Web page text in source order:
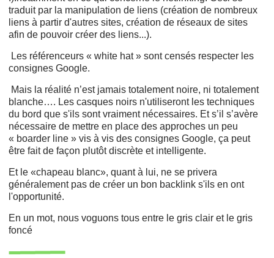
traduit par la manipulation de liens (création de nombreux
liens à partir d'autres sites, création de réseaux de sites
afin de pouvoir créer des liens...).
Les référenceurs « white hat » sont censés respecter les
consignes Google.
Mais la réalité n’est jamais totalement noire, ni totalement
blanche…. Les casques noirs n'utiliseront les techniques
du bord que s'ils sont vraiment nécessaires. Et s’il s’avère
nécessaire de mettre en place des approches un peu
« boarder line » vis à vis des consignes Google, ça peut
être fait de façon plutôt discrète et intelligente.
Et le «chapeau blanc», quant à lui, ne se privera
généralement pas de créer un bon backlink s'ils en ont
l'opportunité.
En un mot, nous voguons tous entre le gris clair et le gris
foncé